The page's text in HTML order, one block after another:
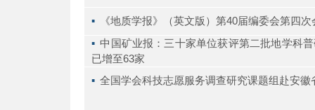
▪
《地质学报》（英文版）第40届编委会第四
▪ 中国矿业报：三十家单位获评第二批地学科
已增至63家
▪ 全国学会科技志愿服务调查研究课题组赴安徽